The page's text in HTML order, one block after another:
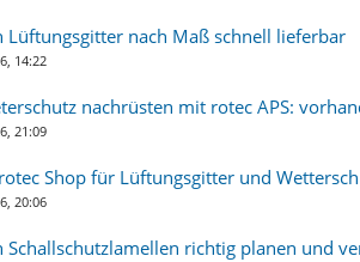
Lüftungsgitter nach Maß schnell lieferbar
14:22
nachrüsten mit rotec APS:
21:09
Shop für Lüftungsgitter und
20:06
Schallschutzlamellen richtig planen und